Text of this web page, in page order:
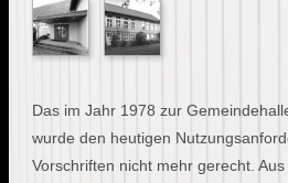
Das im Jahr 1978 zur
wurde den heutigen
Vorschriften nicht mehr gerecht.